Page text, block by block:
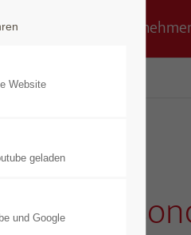
Textilien.
für
Website
geladen
und Google